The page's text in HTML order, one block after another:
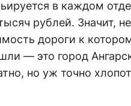
в каждом
рублей. Значит,
дороги к
— это город
но уж точно